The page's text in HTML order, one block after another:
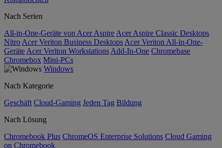
Nach Serien
All-in-One-Geräte von Acer Aspire Acer Aspire Classic Desktops
Nitro Acer Veriton Business Desktops Acer Veriton All-in-One-
Geräte Acer Veriton Workstations Add-In-One Chromebase
Chromebox Mini-PCs
Windows
Nach Kategorie
Geschäft Cloud-Gaming Jeden Tag Bildung
Nach Lösung
Chromebook Plus ChromeOS Enterprise Solutions Cloud Gaming
on Chromebook